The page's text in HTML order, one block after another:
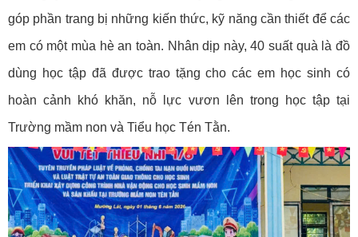
góp phần trang bị những kiến thức, kỹ năng cần thiết để các
em có một mùa hè an toàn. Nhân dịp này, 40 suất quà là đồ
dùng học tập đã được trao tặng cho các em học sinh có
hoàn cảnh khó khăn, nỗ lực vươn lên trong học tập tại
Trường mầm non và Tiểu học Tén Tằn.